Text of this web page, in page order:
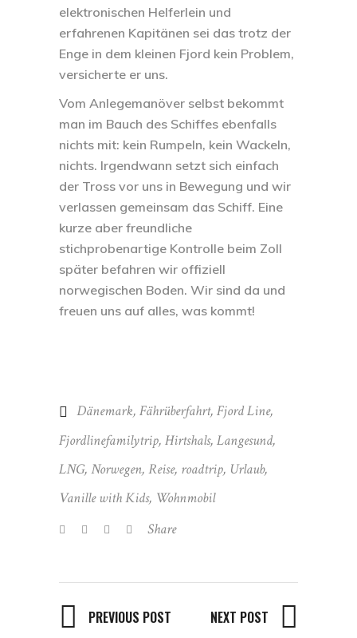
elektronischen Helferlein und
erfahrenen Kapitänen sei das trotz der
Enge in dem kleinen Fjord kein Problem,
versicherte er uns.
Vom Anlegemanöver selbst bekommt
man im Bauch des Schiffes ebenfalls
nichts mit: kein Rumpeln, kein Wackeln,
nichts. Irgendwann setzt sich einfach
der Tross vor uns in Bewegung und wir
verlassen gemeinsam das Schiff. Eine
kurze aber freundliche
stichprobenartige Kontrolle beim Zoll
später befahren wir offiziell
norwegischen Boden. Wir sind da und
freuen uns auf alles, was kommt!
Dänemark, Fährüberfahrt, Fjord Line,
Fjordlinefamilytrip, Hirtshals, Langesund,
LNG, Norwegen, Reise, roadtrip, Urlaub,
Vanille with Kids, Wohnmobil
Share
PREVIOUS POST NEXT POST